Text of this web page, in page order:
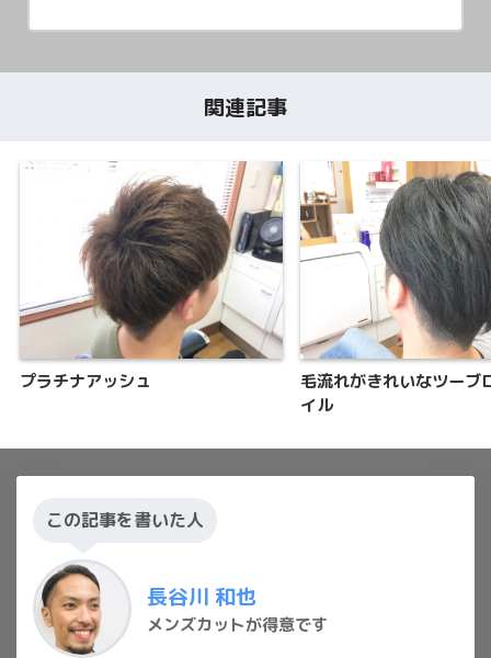
関連記事
プラチナアッシュ
毛流れがきれいなツーブ
イル
この記事を書いた人
長谷川 和也
メンズカットが得意です